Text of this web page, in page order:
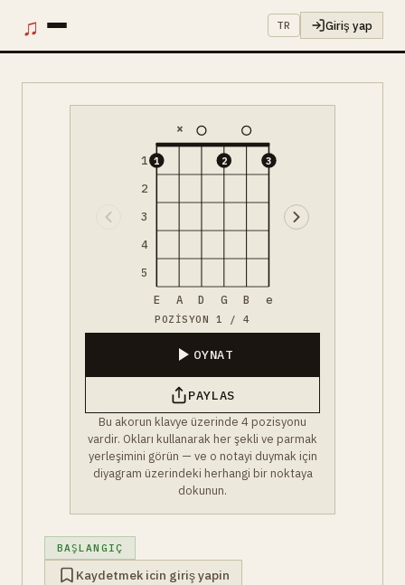
♫ TR Giriş yap
1
2
3
4
5
×
1 2 3
E A D G B e
POZISYON 1 / 4
OYNAT
PAYLAS
Bu akorun klavye üzerinde 4 pozisyonu
vardir. Okları kullanarak her şekli ve parmak
yerleşimini görün — ve o notayi duymak için
diyagram üzerindeki herhangi bir noktaya
dokunun.
BAŞLANGIÇ
Kaydetmek icin giriş yapin